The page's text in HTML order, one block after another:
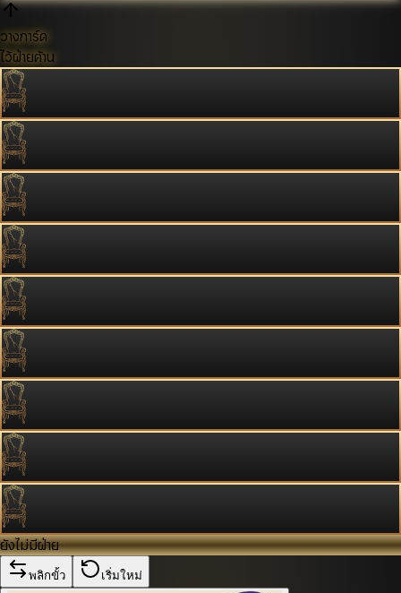
วางการ์ด
ไว้ฝ่ายค้าน
ยังไม่มีฝ่าย
พลิกขั้ว เริ่มใหม่